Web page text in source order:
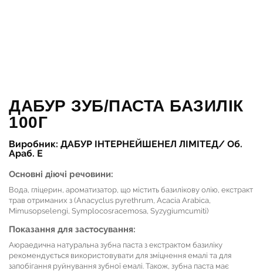
ДАБУР ЗУБ/ПАСТА БАЗИЛІК
100Г
Виробник: ДАБУР ІНТЕРНЕЙШЕНЕЛ ЛІМІТЕД/ Об.
Араб. Е
Основні діючі речовини:
Вода, гліцерин, ароматизатор, що містить базилікову олію, екстракт
трав отриманих з (Anacyclus pyrethrum, Acacia Arabica,
Mimusopselengi, Symplocosracemosa, Syzygiumcumiti)
Показання для застосування:
Аюраедична натуральна зубна паста з екстрактом базиліку
рекомендується використовувати для зміцнення емалі та для
запобігання руйнування зубної емалі. Також, зубна паста має